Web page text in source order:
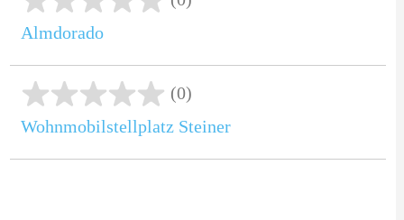
Almdorado
(0)
Wohnmobilstellplatz Steiner